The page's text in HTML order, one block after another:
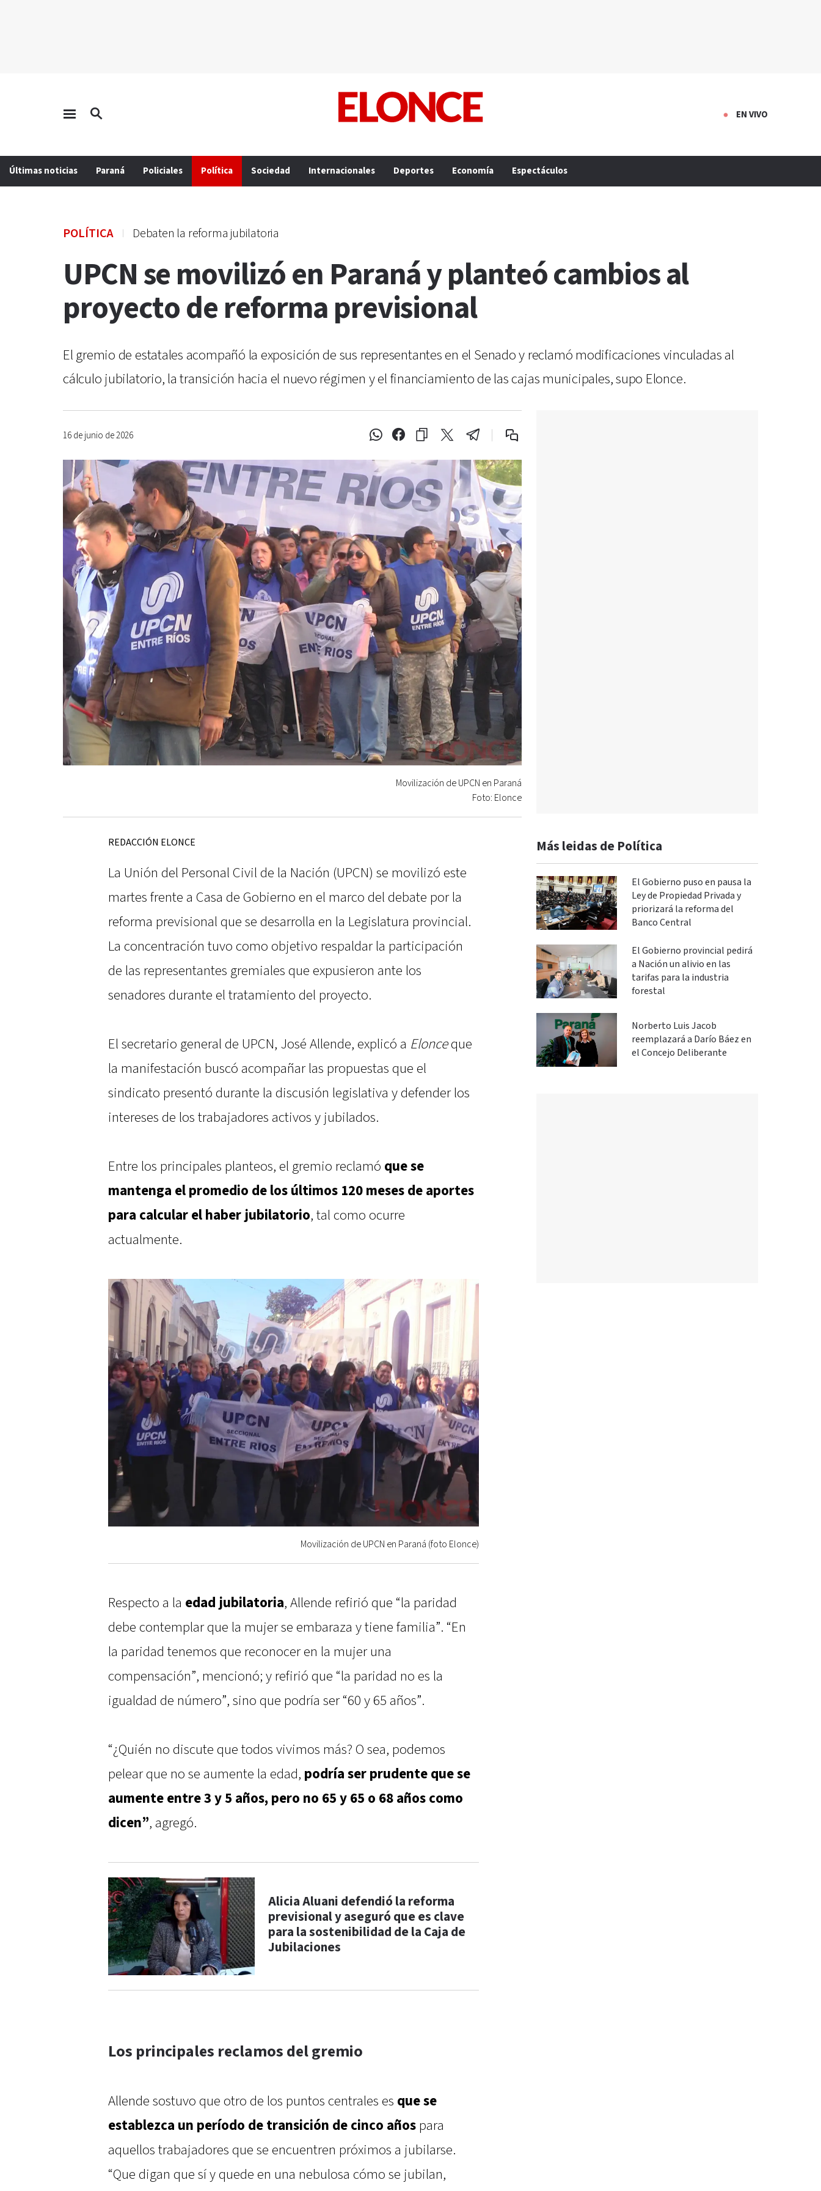
EN VIVO
Últimas noticias Paraná Policiales Política Sociedad Internacionales Deportes Economía Espectáculos
POLÍTICA Debaten la reforma jubilatoria
UPCN se movilizó en Paraná y planteó cambios al
proyecto de reforma previsional
El gremio de estatales acompañó la exposición de sus representantes en el Senado y reclamó modificaciones vinculadas al
cálculo jubilatorio, la transición hacia el nuevo régimen y el financiamiento de las cajas municipales, supo Elonce.
16 de junio de 2026
Movilización de UPCN en Paraná
Foto: Elonce
REDACCIÓN ELONCE
La Unión del Personal Civil de la Nación (UPCN) se movilizó este
martes frente a Casa de Gobierno en el marco del debate por la
reforma previsional que se desarrolla en la Legislatura provincial.
La concentración tuvo como objetivo respaldar la participación
de las representantes gremiales que expusieron ante los
senadores durante el tratamiento del proyecto.
El secretario general de UPCN, José Allende, explicó a Elonceque
la manifestación buscó acompañar las propuestas que el
sindicato presentó durante la discusión legislativa y defender los
intereses de los trabajadores activos y jubilados.
Entre los principales planteos, el gremio reclamó que se
mantenga el promedio de los últimos 120 meses de aportes
para calcular el haber jubilatorio, tal como ocurre
actualmente.
Movilización de UPCN en Paraná (foto Elonce)
Respecto a la edad jubilatoria, Allende refirió que “la paridad
debe contemplar que la mujer se embaraza y tiene familia”. “En
la paridad tenemos que reconocer en la mujer una
compensación”, mencionó; y refirió que “la paridad no es la
igualdad de número”, sino que podría ser “60 y 65 años”.
“¿Quién no discute que todos vivimos más? O sea, podemos
pelear que no se aumente la edad, podría ser prudente que se
aumente entre 3 y 5 años, pero no 65 y 65 o 68 años como
dicen”, agregó.
Alicia Aluani defendió la reforma
previsional y aseguró que es clave
para la sostenibilidad de la Caja de
Jubilaciones
Los principales reclamos del gremio
Allende sostuvo que otro de los puntos centrales es que se
establezca un período de transición de cinco años para
aquellos trabajadores que se encuentren próximos a jubilarse.
“Que digan que sí y quede en una nebulosa cómo se jubilan,
Más leidas de Política
El Gobierno puso en pausa la
Ley de Propiedad Privada y
priorizará la reforma del
Banco Central
El Gobierno provincial pedirá
a Nación un alivio en las
tarifas para la industria
forestal
Norberto Luis Jacob
reemplazará a Darío Báez en
el Concejo Deliberante